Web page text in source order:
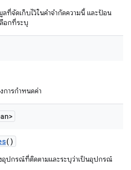
ลที่จัดเก็บไว้ในคำจำกัดความนี้ และป้อน
อกที่ระบุ
การกำหนดค่า
()
ปกรณ์ที่ติดตามและระบุว่าเป็นอุปกรณ์